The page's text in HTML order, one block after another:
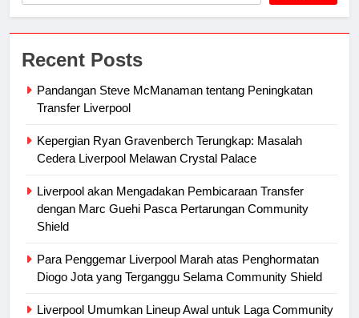
Recent Posts
Pandangan Steve McManaman tentang Peningkatan
Transfer Liverpool
Kepergian Ryan Gravenberch Terungkap: Masalah
Cedera Liverpool Melawan Crystal Palace
Liverpool akan Mengadakan Pembicaraan Transfer
dengan Marc Guehi Pasca Pertarungan Community
Shield
Para Penggemar Liverpool Marah atas Penghormatan
Diogo Jota yang Terganggu Selama Community Shield
Liverpool Umumkan Lineup Awal untuk Laga Community